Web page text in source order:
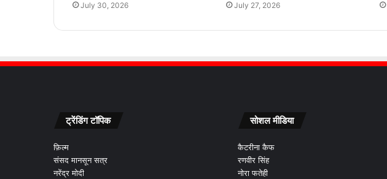
July 30, 2026 July 27, 2026
ट्रेंडिंग टॉपिक
फ़िल्म
संसद मानसून सत्र
नरेंद्र मोदी
सोशल मीडिया
कैटरीना कैफ
रणवीर सिंह
नोरा फतेही